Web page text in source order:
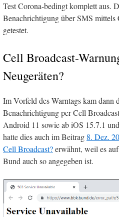
Test Corona-bedingt komplett aus.
Benachrichtigung über SMS mittels
getestet.
Cell Broadcast-
Neugeräten?
Im Vorfeld des Warntags kam dann
Benachrichtigung per Cell
Android 11 sowie ab iOS 15.7.1
hatte dies auch im Beitrag 8. Dez.
Cell Broadcast?erwähnt, weil es
Bund auch so angegeben ist.